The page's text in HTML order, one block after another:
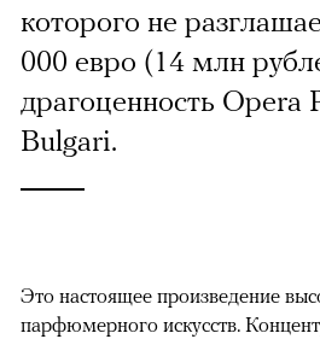
которого не
000 евро (14 млн
драгоценность Opera
Bulgari.
Это настоящее произведение
парфюмерного искусств.